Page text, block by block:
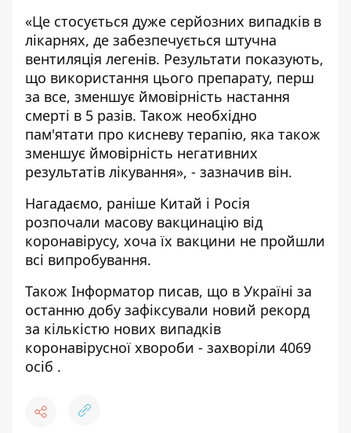
«Це стосується дуже серйозних випадків в
лікарнях, де забезпечується штучна
вентиляція легенів. Результати показують,
що використання цього препарату, перш
за все, зменшує ймовірність настання
смерті в 5 разів. Також необхідно
пам'ятати про кисневу терапію, яка також
зменшує ймовірність негативних
результатів лікування», - зазначив він.
Нагадаємо, раніше Китай і Росія
розпочали масову вакцинацію від
коронавірусу, хоча їх вакцини не пройшли
всі випробування.
Також Інформатор писав, що в Україні за
останню добу зафіксували новий рекорд
за кількістю нових випадків
коронавірусної хвороби - захворіли 4069
осіб .